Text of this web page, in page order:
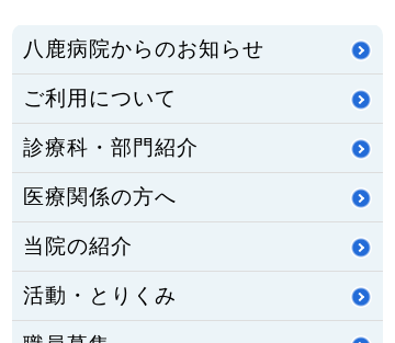
八鹿病院からのお知らせ
ご利用について
診療科・部門紹介
医療関係の方へ
当院の紹介
活動・とりくみ